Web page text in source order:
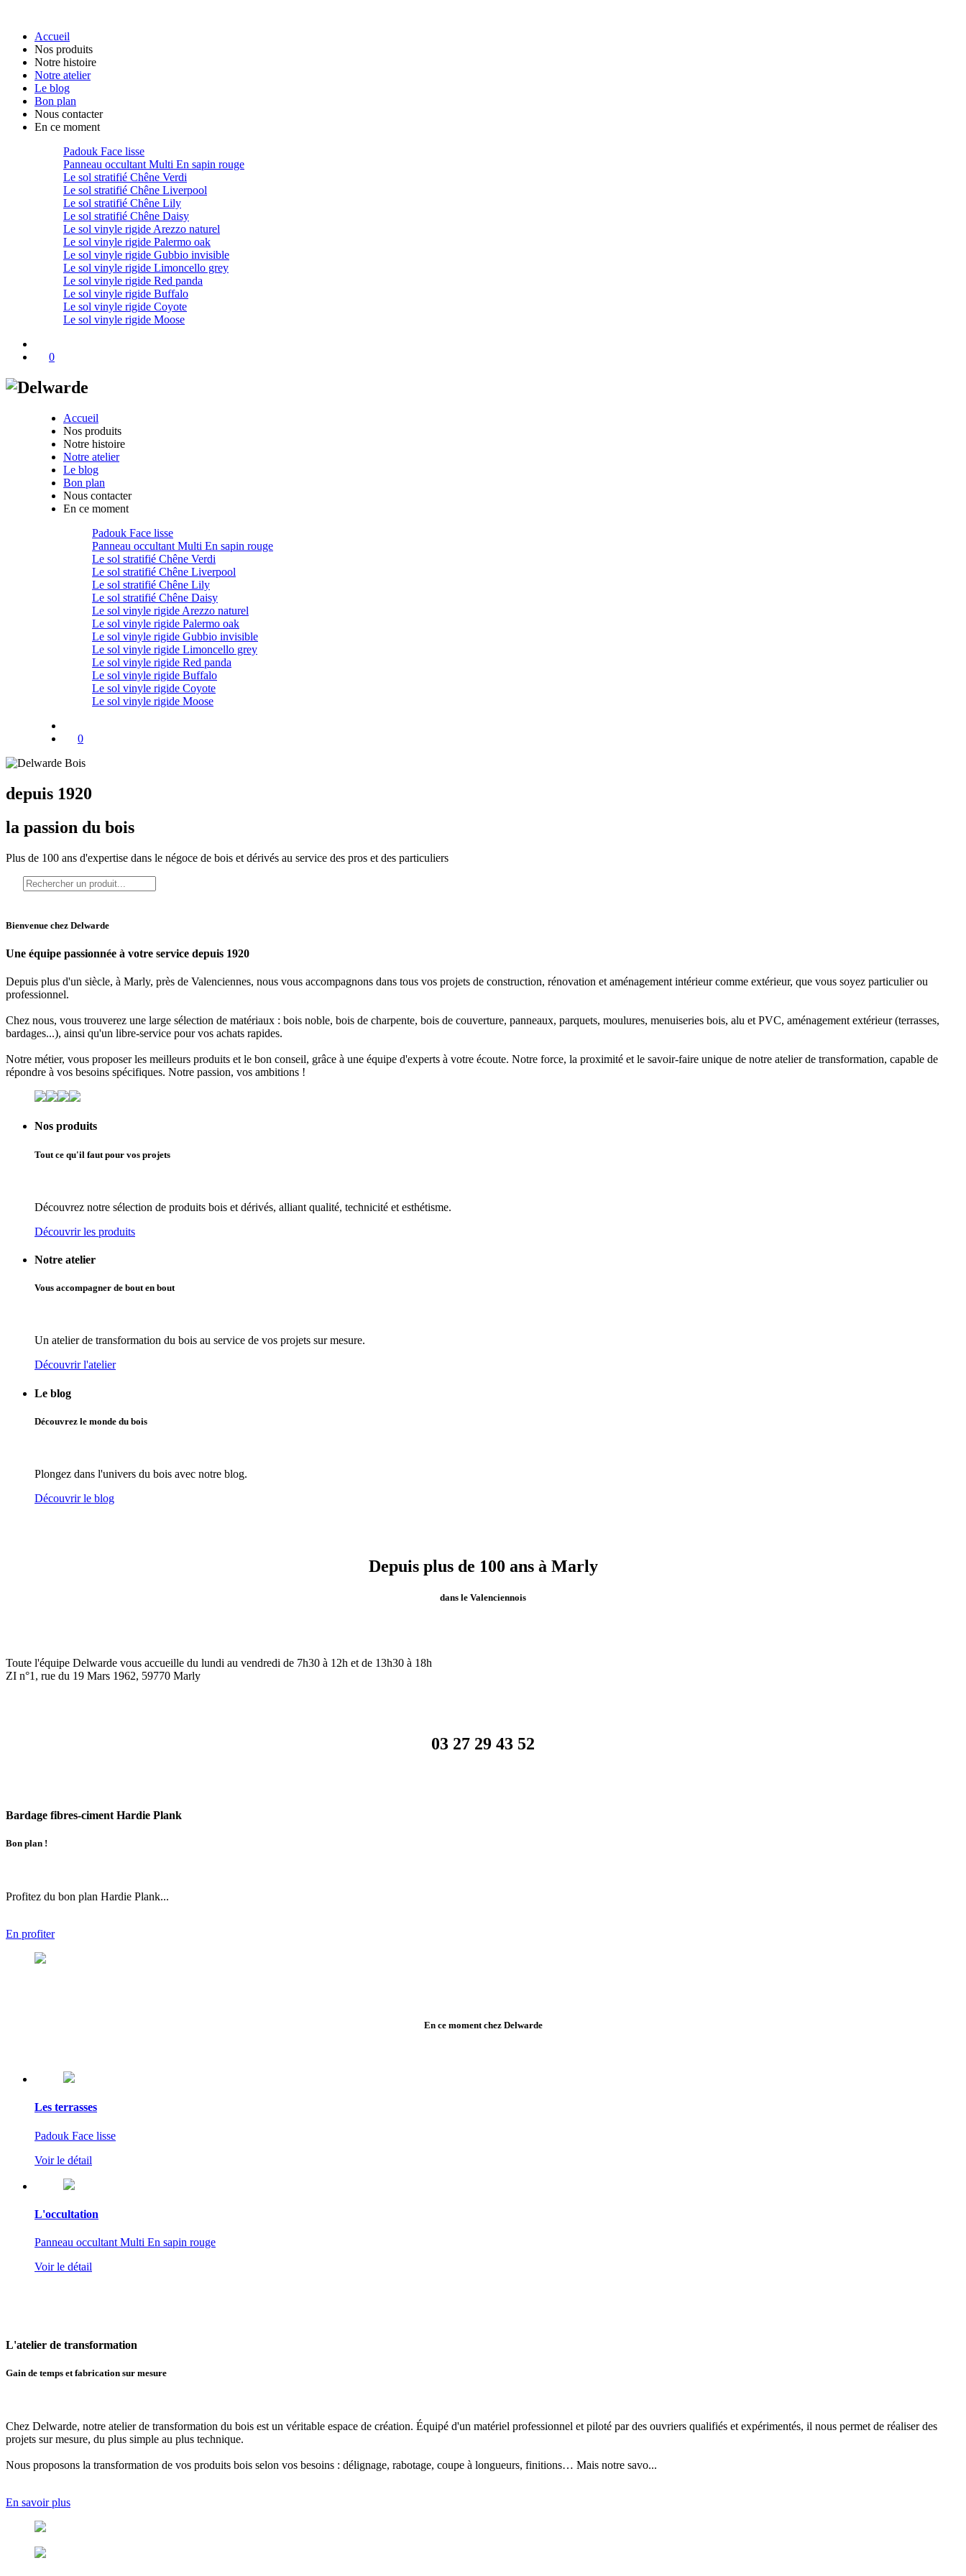
Accueil
Nos produits
Notre histoire
Notre atelier
Le blog
Bon plan
Nous contacter
En ce moment
Padouk Face lisse
Panneau occultant Multi En sapin rouge
Le sol stratifié Chêne Verdi
Le sol stratifié Chêne Liverpool
Le sol stratifié Chêne Lily
Le sol stratifié Chêne Daisy
Le sol vinyle rigide Arezzo naturel
Le sol vinyle rigide Palermo oak
Le sol vinyle rigide Gubbio invisible
Le sol vinyle rigide Limoncello grey
Le sol vinyle rigide Red panda
Le sol vinyle rigide Buffalo
Le sol vinyle rigide Coyote
Le sol vinyle rigide Moose
0
Accueil
Nos produits
Notre histoire
Notre atelier
Le blog
Bon plan
Nous contacter
En ce moment
Padouk Face lisse
Panneau occultant Multi En sapin rouge
Le sol stratifié Chêne Verdi
Le sol stratifié Chêne Liverpool
Le sol stratifié Chêne Lily
Le sol stratifié Chêne Daisy
Le sol vinyle rigide Arezzo naturel
Le sol vinyle rigide Palermo oak
Le sol vinyle rigide Gubbio invisible
Le sol vinyle rigide Limoncello grey
Le sol vinyle rigide Red panda
Le sol vinyle rigide Buffalo
Le sol vinyle rigide Coyote
Le sol vinyle rigide Moose
0
depuis 1920
la passion du bois
Plus de 100 ans d'expertise dans le négoce de bois et dérivés au service des pros et des particuliers
Bienvenue chez Delwarde
Une équipe passionnée à votre service depuis 1920
Depuis plus d'un siècle, à Marly, près de Valenciennes, nous vous accompagnons dans tous vos projets de construction, rénovation et aménagement intérieur comme extérieur, que vous soyez particulierou
professionnel.
Chez nous, vous trouverez une large sélection de matériaux : bois noble, bois de charpente, bois de couverture, panneaux, parquets, moulures, menuiseries bois, alu et PVC, aménagement extérieur(terrasses,
bardages...), ainsi qu'un libre-service pour vos achats rapides.
Notre métier, vous proposer les meilleurs produits et le bon conseil, grâce à une équipe d'experts à votre écoute. Notre force, la proximité et le savoir-faire unique de notre atelier de transformation, capable de
répondre à vos besoins spécifiques. Notre passion, vos ambitions !
Nos produits
Tout ce qu'il faut pour vos projets
Découvrez notre sélection de produits bois et dérivés, alliant qualité, technicité et esthétisme.
Découvrir les produits
Notre atelier
Vous accompagner de bout en bout
Un atelier de transformation du bois au service de vos projets sur mesure.
Découvrir l'atelier
Le blog
Découvrez le monde du bois
Plongez dans l'univers du bois avec notre blog.
Découvrir le blog
Depuis plus de 100 ans à Marly
dans le Valenciennois
Toute l'équipe Delwarde vous accueille du lundi au vendredi de 7h30 à 12h et de 13h30 à 18h
ZI n°1, rue du 19 Mars 1962, 59770 Marly
03 27 29 43 52
Bardage fibres-ciment Hardie Plank
Bon plan !
Profitez du bon plan Hardie Plank...
En profiter
En ce moment chez Delwarde
Les terrasses
Padouk Face lisse
Voir le détail
L'occultation
Panneau occultant Multi En sapin rouge
Voir le détail
L'atelier de transformation
Gain de temps et fabrication sur mesure
Chez Delwarde, notre atelier de transformation du bois est un véritable espace de création. Équipé d'un matériel professionnel et piloté par des ouvriers qualifiés et expérimentés, il nous permet de réaliser des
projets sur mesure, du plus simple au plus technique.
Nous proposons la transformation de vos produits bois selon vos besoins : délignage, rabotage, coupe à longueurs, finitions… Mais notre savo...
En savoir plus